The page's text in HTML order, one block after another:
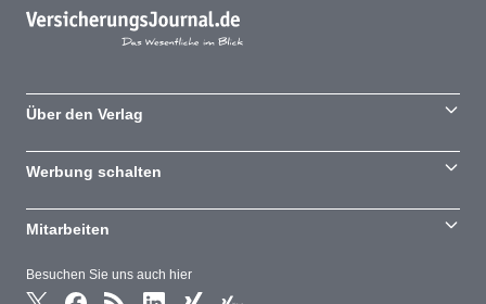
Besuchen Sie uns auch hier
Über den Verlag
Werbung schalten
Mitarbeiten